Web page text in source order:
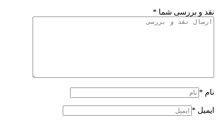
نقد و بررسی شما *
نام *
ایمیل *